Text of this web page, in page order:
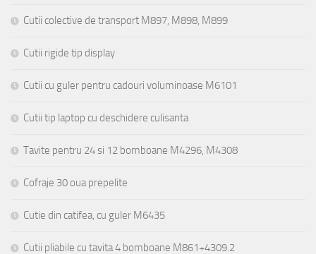
Cutii colective de transport M897, M898, M899
Cutii rigide tip display
Cutii cu guler pentru cadouri voluminoase M6101
Cutii tip laptop cu deschidere culisanta
Tavite pentru 24 si 12 bomboane M4296, M4308
Cofraje 30 oua prepelite
Cutie din catifea, cu guler M6435
Cutii pliabile cu tavita 4 bomboane M861+4309.2